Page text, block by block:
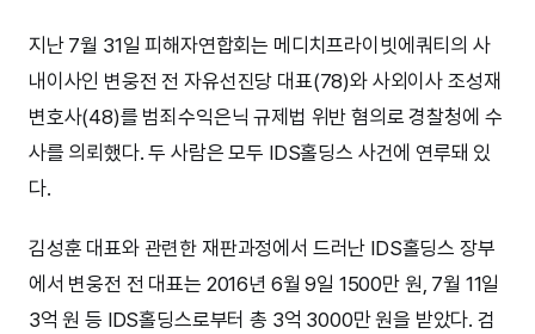
지난 7월 31일 피해자연합회는 메디치프라이빗에쿼티의 사
내이사인 변웅전 전 자유선진당 대표(78)와 사외이사 조성재
변호사(48)를 범죄수익은닉 규제법 위반 혐의로 경찰청에 수
사를 의뢰했다. 두 사람은 모두 IDS홀딩스 사건에 연루돼 있
다.
김성훈 대표와 관련한 재판과정에서 드러난 IDS홀딩스 장부
에서 변웅전 전 대표는 2016년 6월 9일 1500만 원, 7월 11일
3억 원 등 IDS홀딩스로부터 총 3억 3000만 원을 받았다. 검